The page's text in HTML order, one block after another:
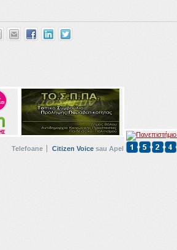
Telefoane Citizen Voice sau Apel